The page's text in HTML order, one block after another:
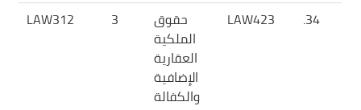
34.
LAW423
حقوق
الملكية
العقارية
الإضافية
والكفالة
3
LAW312